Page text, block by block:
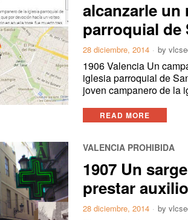
alcanzarle un
parroquial de
28 diciembre, 2014 by
1906 Valencia Un
iglesia parroquial de
joven campanero de la
READ MORE
VALENCIA PROHIBIDA
1907 Un
prestar
28 diciembre, 2014 by